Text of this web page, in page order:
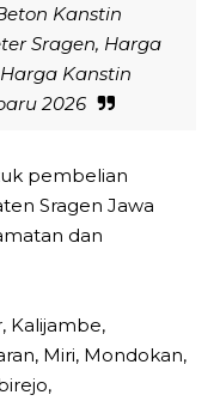
Kanstin
Sragen, Harga
Kanstin
2026
pembelian
Sragen Jawa
dan
Kalijambe,
Miri, Mondokan,